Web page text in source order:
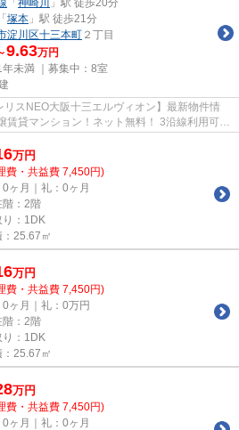
「 神崎川
」駅 徒歩20分
「 塚本 」駅 徒歩21分
淀川区十三本町 ２丁目
9.63万円
未満 ｜募集中： 8室
スNEO大阪十三エルヴィオン】最新物件情
賃貸マンション！ネット無料！ 3沿線利用可能
万円
費・共益費 7,450円)
0ヶ月｜礼：0ヶ月
階：2階
り：1DK
：25.67㎡
万円
費・共益費 7,450円)
0ヶ月｜礼：0万円
階：2階
り：1DK
：25.67㎡
万円
費・共益費 7,450円)
0ヶ月｜礼：0ヶ月